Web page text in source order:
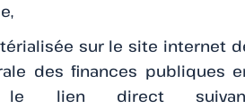
sur le site internet
des finances publiques
le lien direct